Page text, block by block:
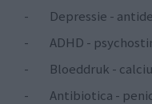
-
Depressie -
-
ADHD -
-
Bloeddruk -
-
Antibiotica -